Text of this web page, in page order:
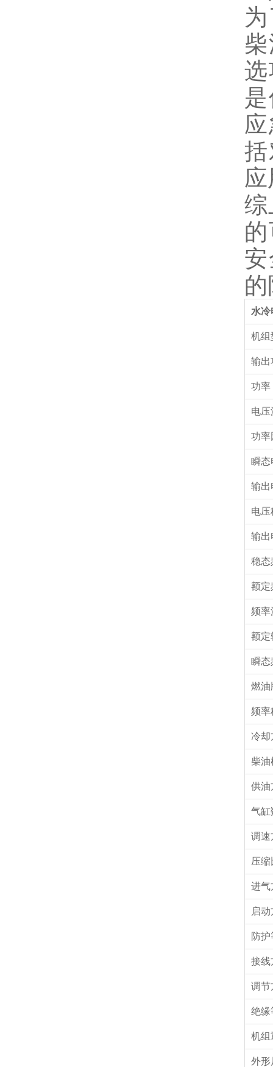
水
机组
输出
功率
电压
功率
瞬态
输出
电
输出
稳态
额定
频率
额定
瞬态
燃油
频率
冷却
柴油
供油
气缸
调速
压缩
进气
启
防
接线
调节
绝缘
机组
外形